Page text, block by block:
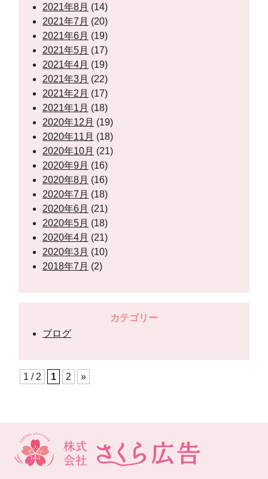
2021年8月 (14)
2021年7月 (20)
2021年6月 (19)
2021年5月 (17)
2021年4月 (19)
2021年3月 (22)
2021年2月 (17)
2021年1月 (18)
2020年12月 (19)
2020年11月 (18)
2020年10月 (21)
2020年9月 (16)
2020年8月 (16)
2020年7月 (18)
2020年6月 (21)
2020年5月 (18)
2020年4月 (21)
2020年3月 (10)
2018年7月 (2)
カテゴリー
ブログ
1 / 2 1 2 »